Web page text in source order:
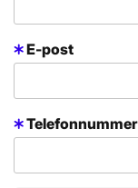
E-post
Telefonnummer